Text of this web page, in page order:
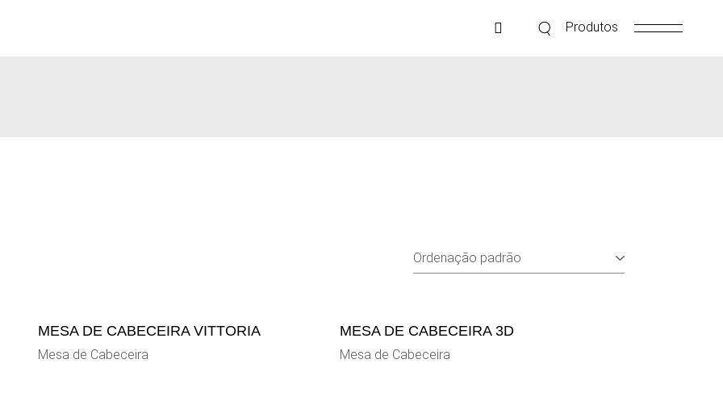
Produtos
MESA DE CABECEIRA VITTORIA
Mesa de Cabeceira
MESA DE CABECEIRA 3D
Mesa de Cabeceira